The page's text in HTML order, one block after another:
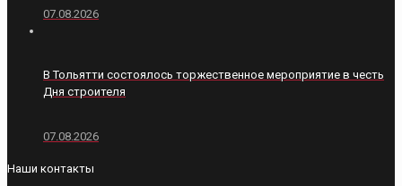
07.08.2026
В Тольятти состоялось торжественное мероприятие в честь
Дня строителя
07.08.2026
Наши контакты